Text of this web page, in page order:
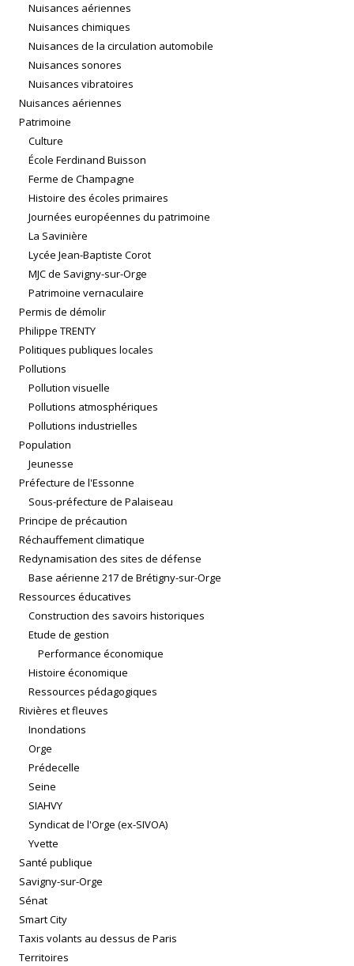
Nuisances aériennes
Nuisances chimiques
Nuisances de la circulation automobile
Nuisances sonores
Nuisances vibratoires
Nuisances aériennes
Patrimoine
Culture
École Ferdinand Buisson
Ferme de Champagne
Histoire des écoles primaires
Journées européennes du patrimoine
La Savinière
Lycée Jean-Baptiste Corot
MJC de Savigny-sur-Orge
Patrimoine vernaculaire
Permis de démolir
Philippe TRENTY
Politiques publiques locales
Pollutions
Pollution visuelle
Pollutions atmosphériques
Pollutions industrielles
Population
Jeunesse
Préfecture de l'Essonne
Sous-préfecture de Palaiseau
Principe de précaution
Réchauffement climatique
Redynamisation des sites de défense
Base aérienne 217 de Brétigny-sur-Orge
Ressources éducatives
Construction des savoirs historiques
Etude de gestion
Performance économique
Histoire économique
Ressources pédagogiques
Rivières et fleuves
Inondations
Orge
Prédecelle
Seine
SIAHVY
Syndicat de l'Orge (ex-SIVOA)
Yvette
Santé publique
Savigny-sur-Orge
Sénat
Smart City
Taxis volants au dessus de Paris
Territoires